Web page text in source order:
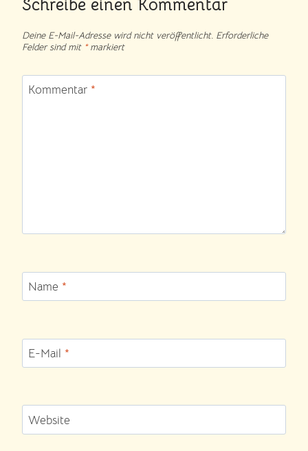
Schreibe einen Kommentar
Deine E-Mail-Adresse wird nicht veröffentlicht. Erforderliche
Felder sind mit *markiert
Kommentar *
Name *
E-Mail *
Website